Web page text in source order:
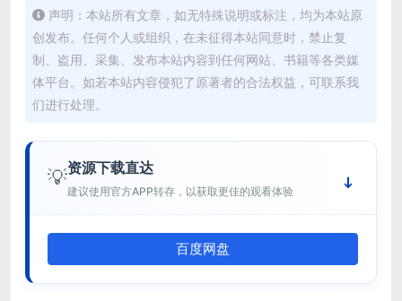
声明：本站所有文章，如无特殊说明或标注，均为本站原
创发布。任何个人或组织，在未征得本站同意时，禁止复
制、盗用、采集、发布本站内容到任何网站、书籍等各类媒
体平台。如若本站内容侵犯了原著者的合法权益，可联系我
们进行处理。
💡资源下载直达
建议使用官方APP转存，以获取更佳的观看体验
百度网盘